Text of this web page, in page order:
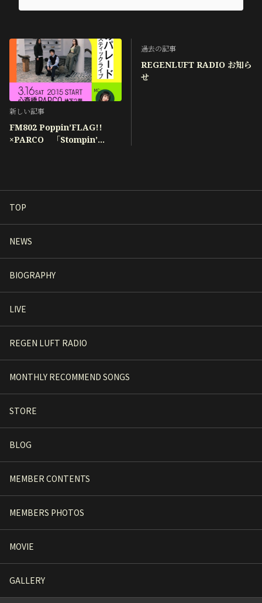
新しい記事
FM802 Poppin’FLAG!!
×PARCO 「Stompin’
過去の記事
REGENLUFT RADIO お知ら
せ
TOP
NEWS
BIOGRAPHY
LIVE
REGEN LUFT RADIO
MONTHLY RECOMMEND SONGS
STORE
BLOG
MEMBER CONTENTS
MEMBERS PHOTOS
MOVIE
GALLERY